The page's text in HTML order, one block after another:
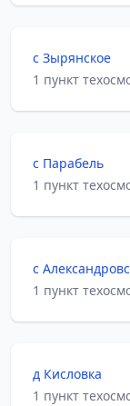
с Зырянское
1 пункт
с Парабель
1 пункт
с
1 пункт
д Кисловка
1 пункт